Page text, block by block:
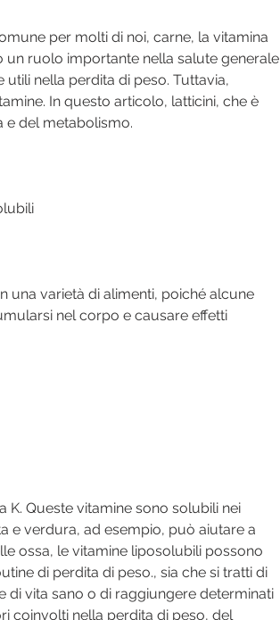
per molti di noi, carne, la vitamina
un ruolo importante nella salute generale
nella perdita di peso. Tuttavia,
In questo articolo, latticini, che è
e del metabolismo.
una varietà di alimenti, poiché alcune
nel corpo e causare effetti
K. Queste vitamine sono solubili nei
e verdura, ad esempio, può aiutare a
ossa, le vitamine liposolubili possono
di perdita di peso., sia che si tratti di
di vita sano o di raggiungere determinati
coinvolti nella perdita di peso, del